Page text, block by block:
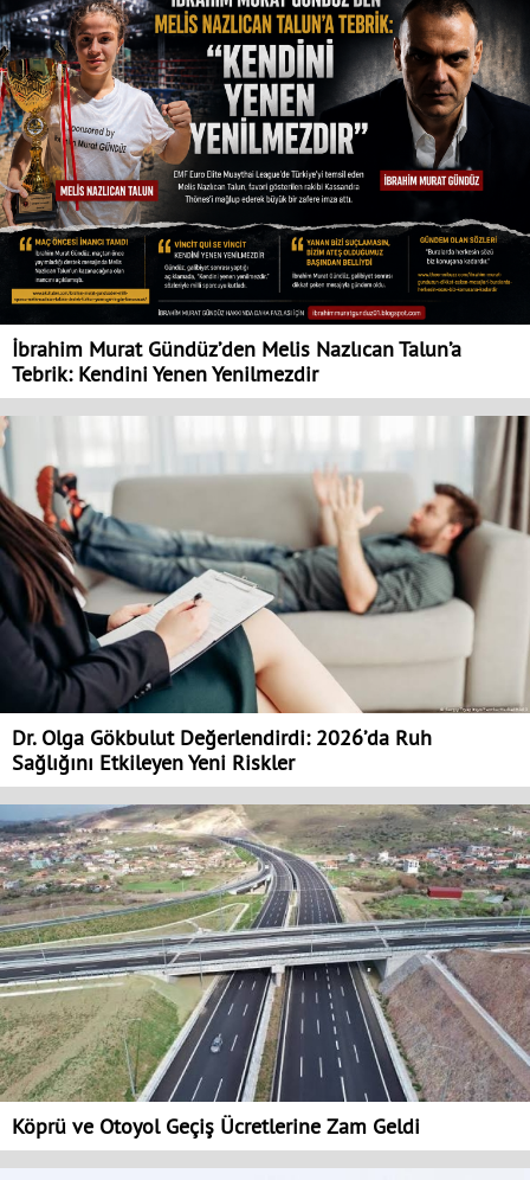
İbrahim Murat Gündüz’den Melis Nazlıcan Talun’a
Tebrik: Kendini Yenen Yenilmezdir
Dr. Olga Gökbulut Değerlendirdi: 2026’da Ruh
Sağlığını Etkileyen Yeni Riskler
Köprü ve Otoyol Geçiş Ücretlerine Zam Geldi